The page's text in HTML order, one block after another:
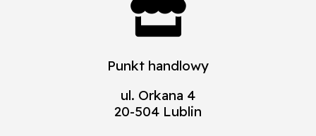

Punkt handlowy
ul. Orkana 4
20-504 Lublin